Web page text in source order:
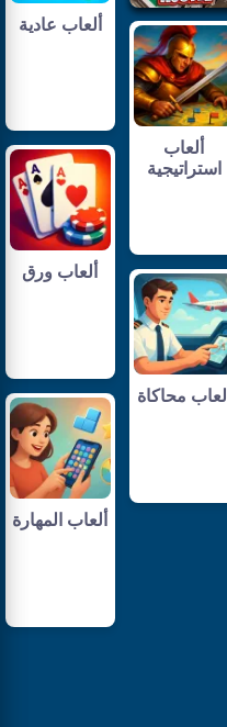
ألعاب عادية
ألعاب
استراتيجية
ألعاب ورق
ألعاب محاكاة
ألعاب المهارة